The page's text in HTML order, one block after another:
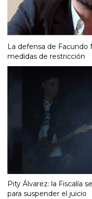
La defensa de
medidas de restricción
Pity Álvarez: la Fiscalía
para suspender el juicio